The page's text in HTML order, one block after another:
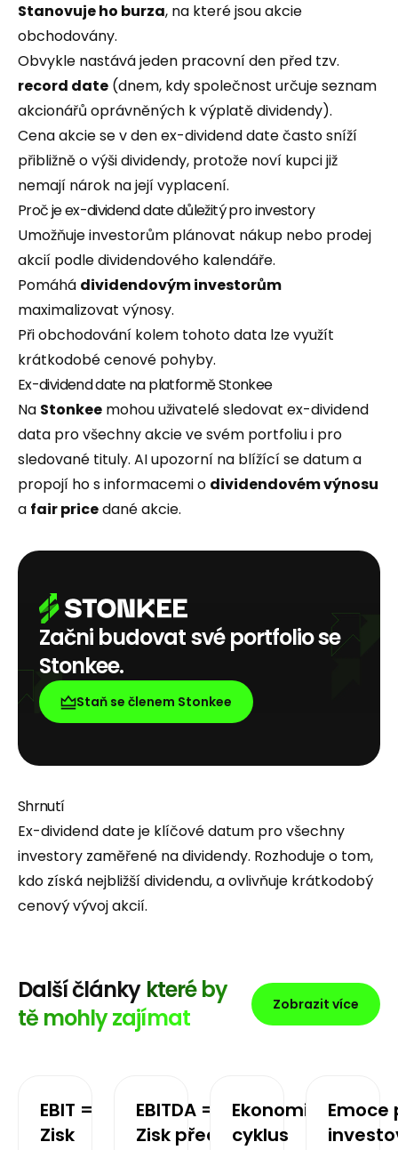
Stanovuje ho burza, na které jsou akcie
obchodovány.
Obvykle nastává jeden pracovní den před tzv.
record date (dnem, kdy společnost určuje seznam
akcionářů oprávněných k výplatě dividendy).
Cena akcie se v den ex-dividend date často sníží
přibližně o výši dividendy, protože noví kupci již
nemají nárok na její vyplacení.
Proč je ex-dividend date důležitý pro investory
Umožňuje investorům plánovat nákup nebo prodej
akcií podle dividendového kalendáře.
Pomáhá dividendovým investorům
maximalizovat výnosy.
Při obchodování kolem tohoto data lze využít
krátkodobé cenové pohyby.
Ex-dividend date na platformě Stonkee
Na Stonkee mohou uživatelé sledovat ex-dividend
data pro všechny akcie ve svém portfoliu i pro
sledované tituly. AI upozorní na blížící se datum a
propojí ho s informacemi o dividendovém výnosu
a fair pricedané akcie.
Začni budovat své portfolio se
Stonkee.
Staň se členem Stonkee
Shrnutí
Ex-dividend date je klíčové datum pro všechny
investory zaměřené na dividendy. Rozhoduje o tom,
kdo získá nejbližší dividendu, a ovlivňuje krátkodobý
cenový vývoj akcií.
Další články které by
tě mohly zajímat
Zobrazit více
EBIT =
Zisk
EBITDA =
Zisk před
Ekonomický
cyklus
Emoce